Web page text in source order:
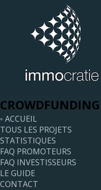
◦ ACCUEIL
TOUS LES PROJETS
STATISTIQUES
FAQ PROMOTEURS
FAQ INVESTISSEURS
LE GUIDE
CONTACT